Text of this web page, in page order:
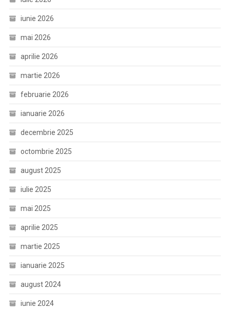
iunie 2026
mai 2026
aprilie 2026
martie 2026
februarie 2026
ianuarie 2026
decembrie 2025
octombrie 2025
august 2025
iulie 2025
mai 2025
aprilie 2025
martie 2025
ianuarie 2025
august 2024
iunie 2024